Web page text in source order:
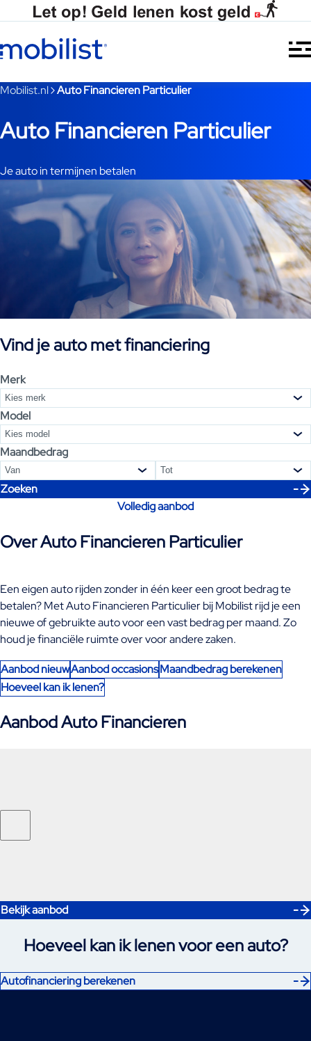
Ga naar hoofdinhoud
Je bent nu voorbij het hoofdmenu
Mobilist.nl Auto Financieren Particulier
Auto Financieren Particulier
Je auto in termijnen betalen
Vind je auto met financiering
Merk
Kies merk
Model
Kies model
Maandbedrag
Van Tot
Zoeken
Volledig aanbod
Over Auto Financieren Particulier
Een eigen auto rijden zonder in één keer een groot bedrag te
betalen? Met Auto Financieren Particulier bij Mobilist rijd je een
nieuwe of gebruikte auto voor een vast bedrag per maand. Zo
houd je financiële ruimte over voor andere zaken.
Aanbod nieuwAanbod occasionsMaandbedrag berekenen
Hoeveel kan ik lenen?
Aanbod Auto Financieren
Bekijk aanbod
Hoeveel kan ik lenen voor een auto?
Autofinanciering berekenen